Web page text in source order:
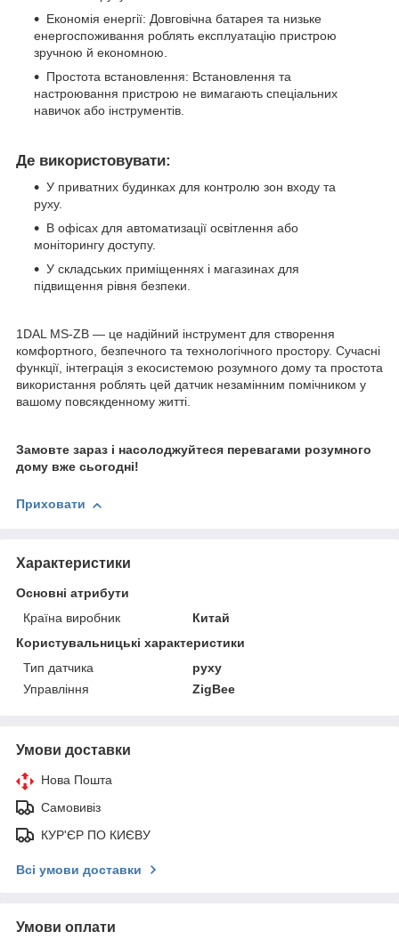
Економія енергії: Довговічна батарея та низьке
енергоспоживання роблять експлуатацію пристрою
зручною й економною.
Простота встановлення: Встановлення та
настроювання пристрою не вимагають спеціальних
навичок або інструментів.
Де використовувати:
У приватних будинках для контролю зон входу та
руху.
В офісах для автоматизації освітлення або
моніторингу доступу.
У складських приміщеннях і магазинах для
підвищення рівня безпеки.
1DAL MS-ZB — це надійний інструмент для створення
комфортного, безпечного та технологічного простору. Сучасні
функції, інтеграція з екосистемою розумного дому та простота
використання роблять цей датчик незамінним помічником у
вашому повсякденному житті.
Замовте зараз і насолоджуйтеся перевагами розумного
дому вже сьогодні!
Приховати
Характеристики
Основні атрибути
Країна виробник
Китай
Користувальницькі характеристики
Тип датчика
руху
Управління
ZigBee
Умови доставки
Нова Пошта
Самовивіз
КУР'ЄР ПО КИЄВУ
Всі умови доставки
Умови оплати